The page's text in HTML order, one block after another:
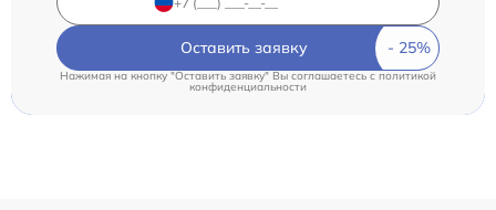
Оставить заявку
Нажимая на кнопку "Оставить заявку" Вы соглашаетесь cполитикой
конфиденциальности